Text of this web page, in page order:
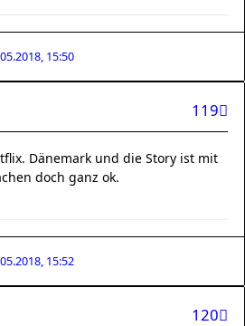
15:50
119
Dänemark und die Story ist mit
doch ganz ok.
15:52
120